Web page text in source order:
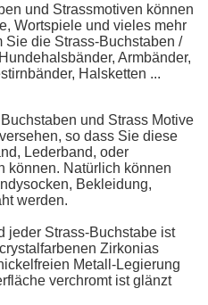
und Strassmotiven können
Wortspiele und vieles mehr
Sie die Strass-Buchstaben /
Armbänder,
Halsketten ...
und Strass Motive
so dass Sie diese
Lederband, oder
können. Natürlich können
Bekleidung,
werden.
jeder Strass-Buchstabe ist
Zirkonias
Metall-Legierung
verchromt ist glänzt